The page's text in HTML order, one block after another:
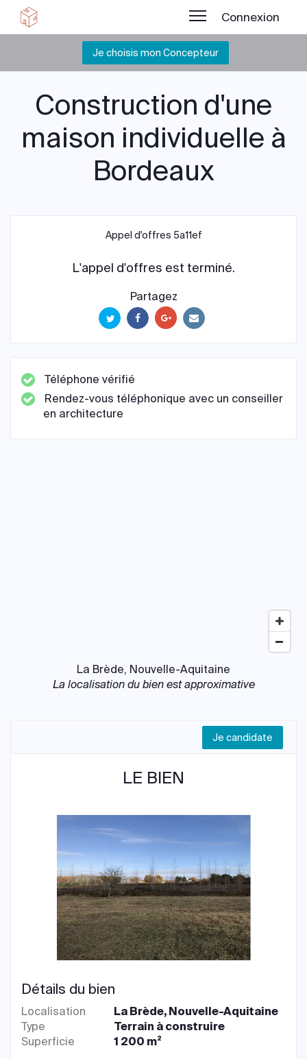
Connexion
Je choisis mon Concepteur
Construction d'une
maison individuelle à
Bordeaux
Appel d'offres 5a11ef
L'appel d'offres est terminé.
Partagez
Téléphone vérifié
Rendez-vous téléphonique avec un conseiller
en architecture
La Brède, Nouvelle-Aquitaine
La localisation du bien est approximative
Je candidate
LE BIEN
Détails du bien
Localisation
La Brède, Nouvelle-Aquitaine
Type
Terrain à construire
Superficie
1 200 m²